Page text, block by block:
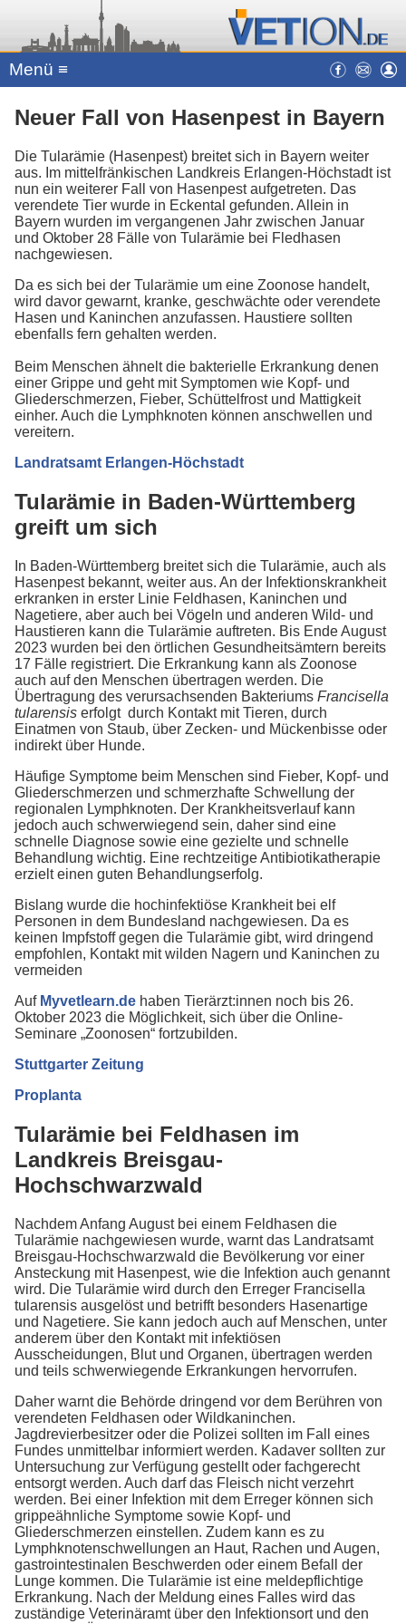
Menü ≡
Neuer Fall von Hasenpest in Bayern
Die Tularämie (Hasenpest) breitet sich in Bayern weiter
aus. Im mittelfränkischen Landkreis Erlangen-Höchstadt ist
nun ein weiterer Fall von Hasenpest aufgetreten. Das
verendete Tier wurde in Eckental gefunden. Allein in
Bayern wurden im vergangenen Jahr zwischen Januar
und Oktober 28 Fälle von Tularämie bei Fledhasen
nachgewiesen.
Da es sich bei der Tularämie um eine Zoonose handelt,
wird davor gewarnt, kranke, geschwächte oder verendete
Hasen und Kaninchen anzufassen. Haustiere sollten
ebenfalls fern gehalten werden.
Beim Menschen ähnelt die bakterielle Erkrankung denen
einer Grippe und geht mit Symptomen wie Kopf- und
Gliederschmerzen, Fieber, Schüttelfrost und Mattigkeit
einher. Auch die Lymphknoten können anschwellen und
vereitern.
Landratsamt Erlangen-Höchstadt
Tularämie in Baden-Württemberg
greift um sich
In Baden-Württemberg breitet sich die Tularämie, auch als
Hasenpest bekannt, weiter aus. An der Infektionskrankheit
erkranken in erster Linie Feldhasen, Kaninchen und
Nagetiere, aber auch bei Vögeln und anderen Wild- und
Haustieren kann die Tularämie auftreten. Bis Ende August
2023 wurden bei den örtlichen Gesundheitsämtern bereits
17 Fälle registriert. Die Erkrankung kann als Zoonose
auch auf den Menschen übertragen werden. Die
Übertragung des verursachsenden Bakteriums Francisella
tularensis erfolgt durch Kontakt mit Tieren, durch
Einatmen von Staub, über Zecken- und Mückenbisse oder
indirekt über Hunde.
Häufige Symptome beim Menschen sind Fieber, Kopf- und
Gliederschmerzen und schmerzhafte Schwellung der
regionalen Lymphknoten. Der Krankheitsverlauf kann
jedoch auch schwerwiegend sein, daher sind eine
schnelle Diagnose sowie eine gezielte und schnelle
Behandlung wichtig. Eine rechtzeitige Antibiotikatherapie
erzielt einen guten Behandlungserfolg.
Bislang wurde die hochinfektiöse Krankheit bei elf
Personen in dem Bundesland nachgewiesen. Da es
keinen Impfstoff gegen die Tularämie gibt, wird dringend
empfohlen, Kontakt mit wilden Nagern und Kaninchen zu
vermeiden
Auf Myvetlearn.de haben Tierärzt:innen noch bis 26.
Oktober 2023 die Möglichkeit, sich über die Online-
Seminare „Zoonosen“ fortzubilden.
Stuttgarter Zeitung
Proplanta
Tularämie bei Feldhasen im
Landkreis Breisgau-
Hochschwarzwald
Nachdem Anfang August bei einem Feldhasen die
Tularämie nachgewiesen wurde, warnt das Landratsamt
Breisgau-Hochschwarzwald die Bevölkerung vor einer
Ansteckung mit Hasenpest, wie die Infektion auch genannt
wird. Die Tularämie wird durch den Erreger Francisella
tularensis ausgelöst und betrifft besonders Hasenartige
und Nagetiere. Sie kann jedoch auch auf Menschen, unter
anderem über den Kontakt mit infektiösen
Ausscheidungen, Blut und Organen, übertragen werden
und teils schwerwiegende Erkrankungen hervorrufen.
Daher warnt die Behörde dringend vor dem Berühren von
verendeten Feldhasen oder Wildkaninchen.
Jagdrevierbesitzer oder die Polizei sollten im Fall eines
Fundes unmittelbar informiert werden. Kadaver sollten zur
Untersuchung zur Verfügung gestellt oder fachgerecht
entsorgt werden. Auch darf das Fleisch nicht verzehrt
werden. Bei einer Infektion mit dem Erreger können sich
grippeähnliche Symptome sowie Kopf- und
Gliederschmerzen einstellen. Zudem kann es zu
Lymphknotenschwellungen an Haut, Rachen und Augen,
gastrointestinalen Beschwerden oder einem Befall der
Lunge kommen. Die Tularämie ist eine meldepflichtige
Erkrankung. Nach der Meldung eines Falles wird das
zuständige Veterinäramt über den Infektionsort und den